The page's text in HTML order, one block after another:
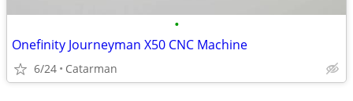
•
Onefinity Journeyman X50 CNC Machine
6/24 Catarman